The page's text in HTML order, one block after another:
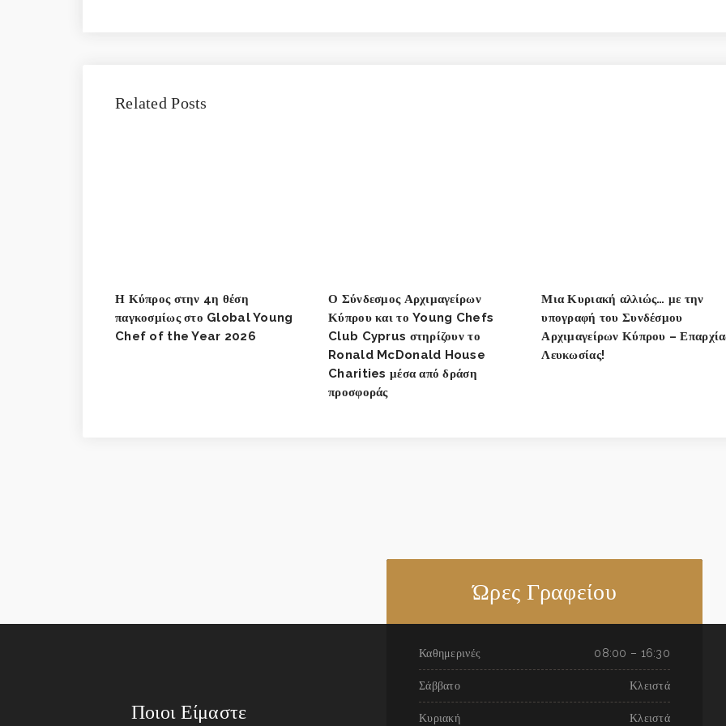
Related Posts
Η Κύπρος στην 4η θέση
παγκοσμίως στο Global Young
Chef of the Year 2026
Ο Σύνδεσμος Αρχιμαγείρων
Κύπρου και το Young Chefs
Club Cyprus στηρίζουν το
Ronald McDonald House
Charities μέσα από δράση
προσφοράς
Μια Κυριακή αλλιώς… με την
υπογραφή του Συνδέσμου
Αρχιμαγείρων Κύπρου –
Λευκωσίας!
Ποιοι Είμαστε
Ώρες Γραφείου
Καθημερινές 08:00 – 16:30
Σάββατο Κλειστά
Κυριακή Κλειστά